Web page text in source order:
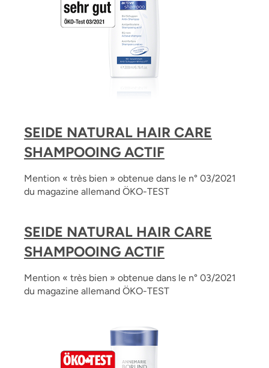
SEIDE NATURAL HAIR CARE
SHAMPOOING ACTIF
Mention « très bien » obtenue dans le n° 03/2021
du magazine allemand ÖKO-TEST
SEIDE NATURAL HAIR CARE
SHAMPOOING ACTIF
Mention « très bien » obtenue dans le n° 03/2021
du magazine allemand ÖKO-TEST